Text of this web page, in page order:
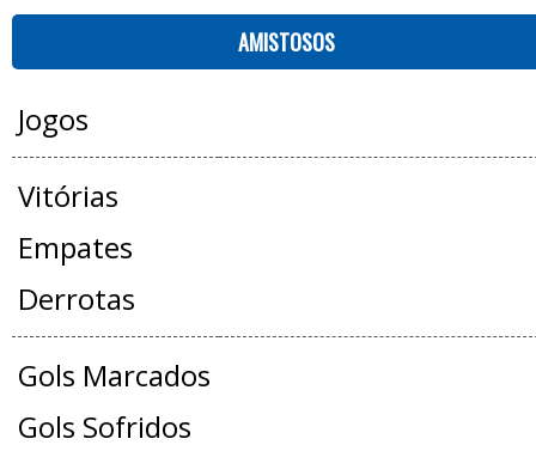
AMISTOSOS
Jogos
Vitórias
Empates
Derrotas
Gols Marcados
Gols Sofridos